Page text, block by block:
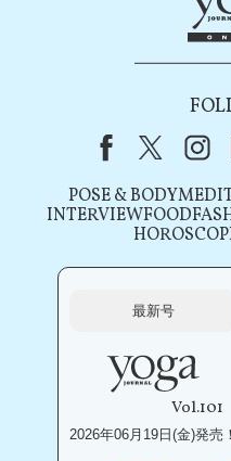
FacebookX（旧
POSE & BODY
INTERVIEWFOOD
最新号
Vol.101
2026年06月19日(金)発売！